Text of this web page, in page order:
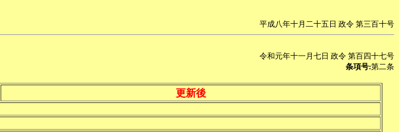
平成八年十月二十五日 政令 第三百十号
令和元年十一月七日 政令 第百四十七号
条項号:第二条
更新後